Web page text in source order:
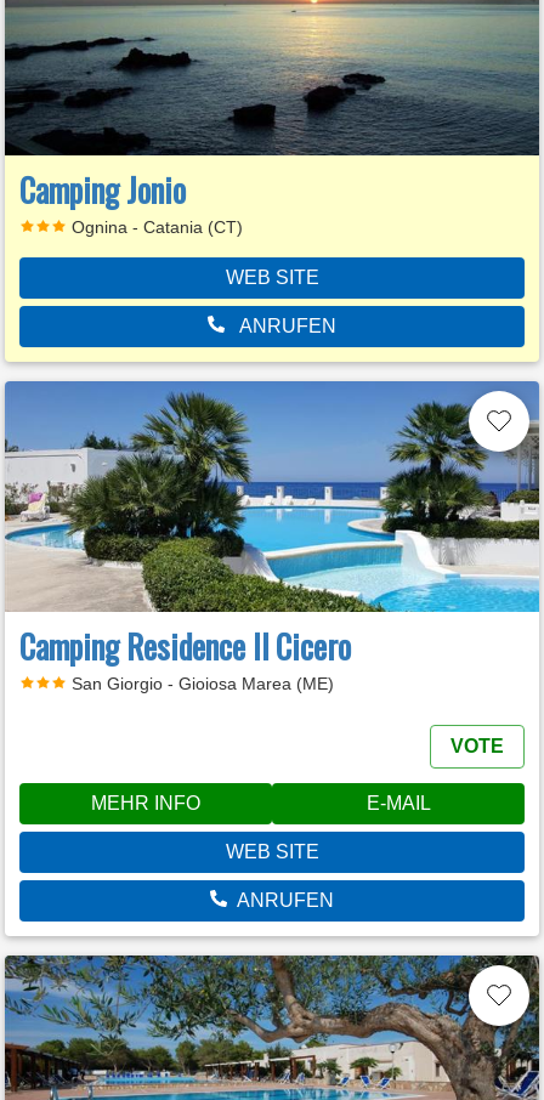
Camping Jonio
Ognina - Catania (CT)
WEB SITE
ANRUFEN
Camping Residence Il Cicero
San Giorgio - Gioiosa Marea (ME)
VOTE
MEHR INFO E-MAIL
WEB SITE
ANRUFEN